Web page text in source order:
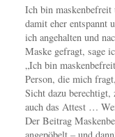
Ich bin maskenbefreit
damit eher entspannt
ich angehalten und
Maske gefragt, sage
„Ich bin
Person, die mich
Sicht dazu berechtigt,
auch das Attest …
Der Beitrag